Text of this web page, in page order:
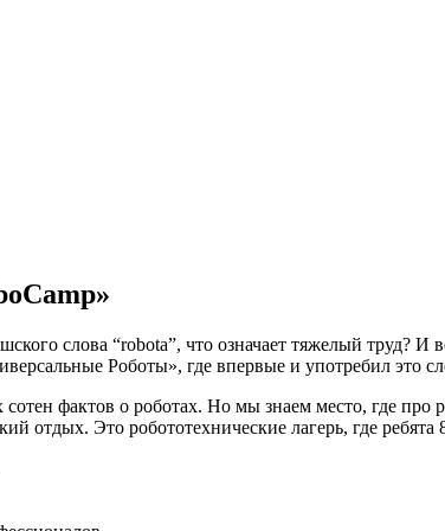
слова “robota”, что означает тяжелый труд?
Роботы», где впервые и употребил это
фактов о роботах. Но мы знаем место, где про
отдых. Это робототехнические лагерь, где ребята